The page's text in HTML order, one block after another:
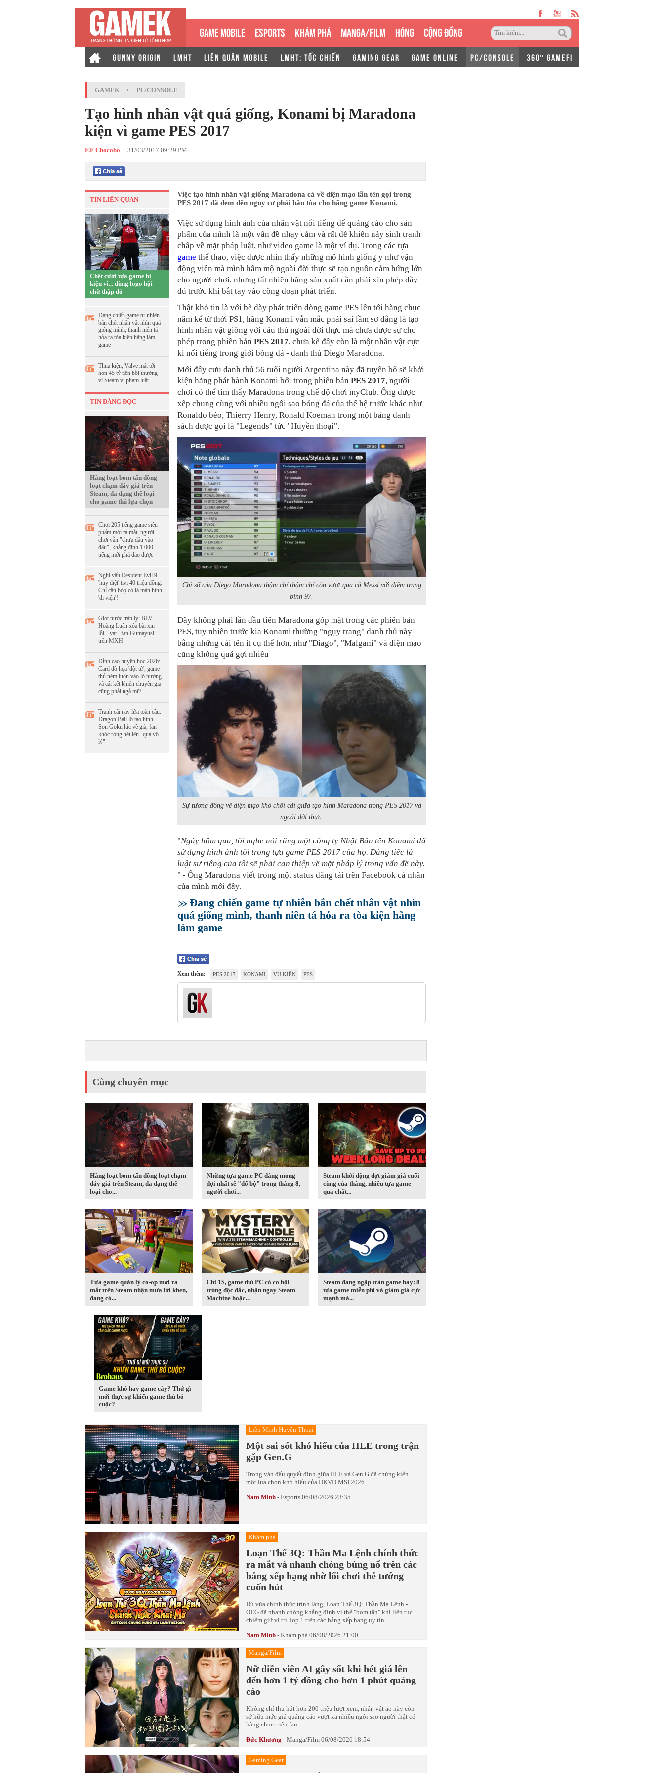
GAME MOBILE ESPORTS KHÁM PHÁ MANGA/FILM HÓNG CỘNG ĐỒNG
GUNNY ORIGIN LMHT LIÊN QUÂN MOBILE LMHT: TỐC CHIẾN GAMING GEAR GAME ONLINE PC/CONSOLE 360° GAMEFI
GAMEK › PC/CONSOLE
Tạo hình nhân vật quá giống, Konami bị Maradona
kiện vì game PES 2017
F.F Chocobo | 31/03/2017 09:29 PM
TIN LIÊN QUAN
Chết cười tựa game bị
kiện vì... dùng logo hội
chữ thập đỏ
Đang chiến game tự nhiên
bắn chết nhân vật nhìn quá
giống mình, thanh niên tá
hỏa ra tòa kiện hãng làm
game
Thua kiện, Valve mất tới
hơn 45 tỷ tiền bồi thường
vì Steam vi phạm luật
TIN ĐÁNG ĐỌC
Hàng loạt bom tấn đồng
loạt chạm đáy giá trên
Steam, đa dạng thể loại
cho game thủ lựa chọn
Chơi 205 tiếng game siêu
phẩm mới ra mắt, người
chơi vẫn "chưa đâu vào
đâu", khẳng định 1.000
tiếng mới phá đảo được
Nghi vấn Resident Evil 9
'hủy diệt' tivi 40 triệu đồng:
Chỉ cần bóp cò là màn hình
'đi viện'!
Giọt nước tràn ly: BLV
Hoàng Luân xóa bài xin
lỗi, "var" fan Gumayusi
trên MXH
Đỉnh cao huyền học 2026:
Card đồ họa 'đột tử', game
thủ ném luôn vào lò nướng
và cái kết khiến chuyên gia
cũng phải ngả mũ!
Tranh cãi nảy lửa toàn cầu:
Dragon Ball lộ tạo hình
Son Goku lúc về già, fan
khóc ròng hét lên "quá vô
lý"
Việc tạo hình nhân vật giống Maradona cả về diện mạo lẫn tên gọi trong
PES 2017 đã đem đến nguy cơ phải hầu tòa cho hãng game Konami.
Việc sử dụng hình ảnh của nhân vật nổi tiếng để quảng cáo cho sản
phẩm của mình là một vấn đề nhạy cảm và rất dễ khiến nảy sinh tranh
chấp về mặt pháp luật, như video game là một ví dụ. Trong các tựa
game thể thao, việc được nhìn thấy những mô hình giống y như vận
động viên mà mình hâm mộ ngoài đời thực sẽ tạo nguồn cảm hứng lớn
cho người chơi, nhưng tất nhiên hãng sản xuất cần phải xin phép đầy
đủ trước khi bắt tay vào công đoạn phát triển.
Thật khó tin là với bề dày phát triển dòng game PES lên tới hàng chục
năm kể từ thời PS1, hãng Konami vẫn mắc phải sai lầm sơ đẳng là tạo
hình nhân vật giống với cầu thủ ngoài đời thực mà chưa được sự cho
phép trong phiên bản PES 2017, chưa kể đây còn là một nhân vật cực
kì nổi tiếng trong giới bóng đá - danh thủ Diego Maradona.
Mới đây cựu danh thủ 56 tuổi người Argentina này đã tuyên bố sẽ khởi
kiện hãng phát hành Konami bởi trong phiên bản PES 2017, người
chơi có thể tìm thấy Maradona trong chế độ chơi myClub. Ông được
xếp chung cùng với nhiều ngôi sao bóng đá của thế hệ trước khác như
Ronaldo béo, Thierry Henry, Ronald Koeman trong một bảng danh
sách được gọi là "Legends" tức "Huyền thoại".
Chỉ số của Diego Maradona thậm chí thậm chí còn vượt qua cả Messi với điểm trung
bình 97.
Đây không phải lần đầu tiên Maradona góp mặt trong các phiên bản
PES, tuy nhiên trước kia Konami thường "ngụy trang" danh thủ này
bằng những cái tên ít cụ thể hơn, như "Diago", "Malgani" và diện mạo
cũng không quá gợi nhiều
Sự tương đồng về diện mạo khó chối cãi giữa tạo hình Maradona trong PES 2017 và
ngoài đời thực.
"Ngày hôm qua, tôi nghe nói rằng một công ty Nhật Bản tên Konami đã
sử dụng hình ảnh tôi trong tựa game PES 2017 của họ. Đáng tiếc là
luật sư riêng của tôi sẽ phải can thiệp về mặt pháp lý trong vấn đề này.
" - Ông Maradona viết trong một status đăng tải trên Facebook cá nhân
của mình mới đây.
Đang chiến game tự nhiên bắn chết nhân vật nhìn
quá giống mình, thanh niên tá hỏa ra tòa kiện hãng
làm game
Xem thêm: PES 2017 KONAMI VỤ KIỆN PES
Cùng chuyên mục
Hàng loạt bom tấn đồng loạt chạm
đáy giá trên Steam, đa dạng thể
loại cho...
Những tựa game PC đáng mong
đợi nhất sẽ "đổ bộ" trong tháng 8,
người chơi...
Steam khởi động đợt giảm giá cuối
cùng của tháng, nhiều tựa game
quá chất...
Tựa game quản lý co-op mới ra
mắt trên Steam nhận mưa lời khen,
đang có...
Chỉ 1$, game thủ PC có cơ hội
trúng độc đắc, nhận ngay Steam
Machine hoặc...
Steam đang ngập tràn game hay: 8
tựa game miễn phí và giảm giá cực
mạnh mà...
Game khó hay game cày? Thứ gì
mới thực sự khiến game thủ bỏ
cuộc?
Liên Minh Huyền Thoại
Một sai sót khó hiểu của HLE trong trận
gặp Gen.G
Trong ván đấu quyết định giữa HLE và Gen.G đã chứng kiến
một lựa chọn khó hiểu của ĐKVĐ MSI 2026.
Nam Minh - Esports 06/08/2026 23:35
Khám phá
Loạn Thế 3Q: Thần Ma Lệnh chính thức
ra mắt và nhanh chóng bùng nổ trên các
bảng xếp hạng nhờ lối chơi thẻ tướng
cuốn hút
Dù vừa chính thức trình làng, Loạn Thế 3Q: Thần Ma Lệnh -
OEG đã nhanh chóng khẳng định vị thế "bom tấn" khi liên tục
chiếm giữ vị trí Top 1 trên các bảng xếp hạng uy tín.
Nam Minh - Khám phá 06/08/2026 21:00
Manga/Film
Nữ diễn viên AI gây sốt khi hét giá lên
đến hơn 1 tỷ đồng cho hơn 1 phút quảng
cáo
Không chỉ thu hút hơn 200 triệu lượt xem, nhân vật ảo này còn
sở hữu mức giá quảng cáo vượt xa nhiều ngôi sao người thật có
hàng chục triệu fan.
Đức Khương - Manga/Film 06/08/2026 18:54
Gaming Gear